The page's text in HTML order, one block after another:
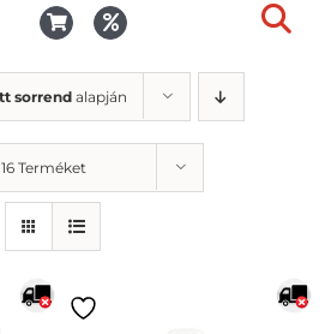
sorrendalapján
Terméket